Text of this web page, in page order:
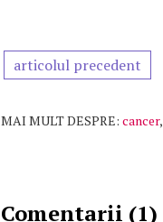
articolul precedent
MAI MULT DESPRE: cancer,
Comentarii (1)